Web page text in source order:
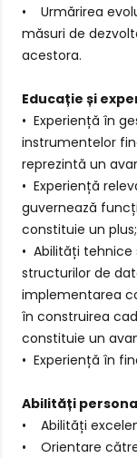
• Urmărirea
măsuri de
acestora.
Educație și
• Experiență în
instrumentelor
reprezintă un
• Experiență
guvernează
constituie un plus;
• Abilități
structurilor de
implementarea
în construirea
constituie un
• Experiență în
Abilități
• Abilități
• Orientare